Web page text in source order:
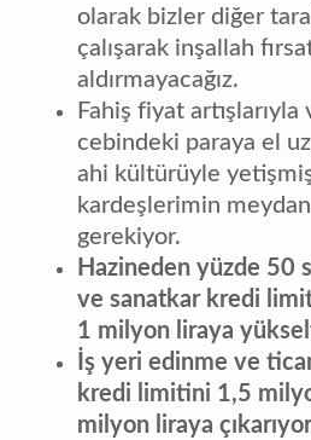
olarak bizler diğer
çalışarak inşallah
aldırmayacağız.
Fahiş fiyat artışlarıyla
cebindeki paraya el
ahi kültürüyle
kardeşlerimin
gerekiyor.
Hazineden yüzde 50
ve sanatkar kredi
1 milyon liraya
İş yeri edinme ve
kredi limitini 1,5
milyon liraya